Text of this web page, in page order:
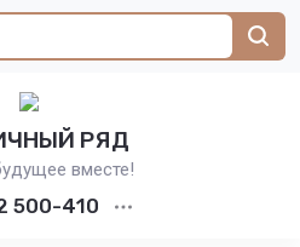
РЯД
вместе!
500-410